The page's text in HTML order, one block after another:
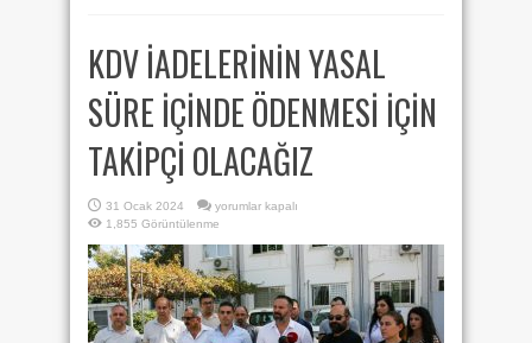
KDV İADELERİNİN YASAL
SÜRE İÇİNDE ÖDENMESİ İÇİN
TAKİPÇİ OLACAĞIZ
31 Ocak 2024
KDV
YASAL
SÜRE
İÇİNDE
ÖDENMESİ
İÇİN
TAKİPÇİ
OLACAĞIZ
için
yorumlar kapalı
1,855 Görüntülenme